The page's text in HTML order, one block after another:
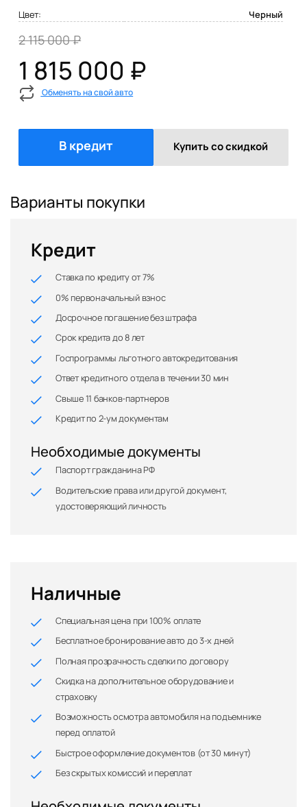
Цвет:
Черный
2 115 000 ₽
1 815 000 ₽
Обменять на свой авто
В кредит Купить со скидкой
Варианты покупки
Кредит
Ставка по кредиту от 7%
0% первоначальный взнос
Досрочное погашение без штрафа
Срок кредита до 8 лет
Госпрограммы льготного автокредитования
Ответ кредитного отдела в течении 30 мин
Свыше 11 банков-партнеров
Кредит по 2-ум документам
Необходимые документы
Паспорт гражданина РФ
Водительские права или другой документ,
удостоверяющий личность
Наличные
Специальная цена при 100% оплате
Бесплатное бронирование авто до 3-х дней
Полная прозрачность сделки по договору
Скидка на дополнительное оборудование и
страховку
Возможность осмотра автомобиля на подъемнике
перед оплатой
Быстрое оформление документов (от 30 минут)
Без скрытых комиссий и переплат